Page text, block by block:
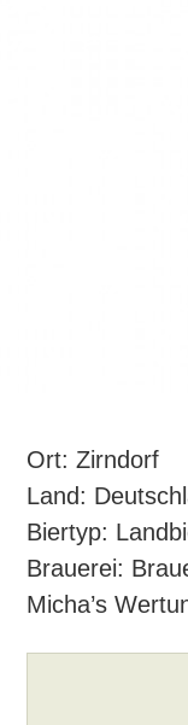
Ort: Zirndorf
Land:
Biertyp:
Brauerei:
Micha’s